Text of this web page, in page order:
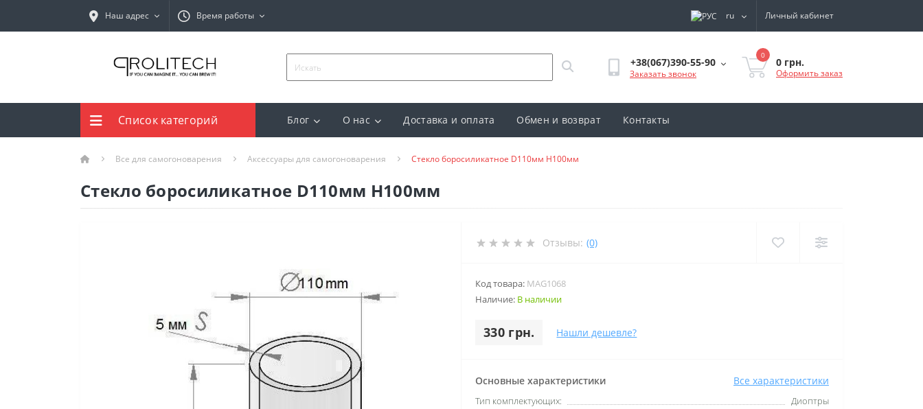
Наш адрес Время работы ru Личный кабинет
+38(067)390-55-90
Заказать звонок
0
0 грн.
Оформить заказ
Список категорий Блог О нас Доставка и оплата Обмен и возврат Контакты
Все для самогоноварения Аксессуары для самогоноварения Стекло боросиликатное D110мм H100мм
Стекло боросиликатное D110мм H100мм
Отзывы: (0)
Код товара: MAG1068
Наличие: В наличии
330 грн. Нашли дешевле?
Основные характеристики Все характеристики
Тип комплектующих: Диоптры